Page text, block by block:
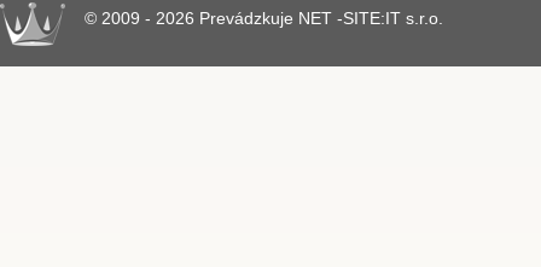
© 2009 - 2026 Prevádzkuje NET -SITE:IT s.r.o.